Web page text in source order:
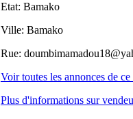
Etat: Bamako
Ville: Bamako
Rue:
Voir toutes les annonces de
Plus d'informations sur